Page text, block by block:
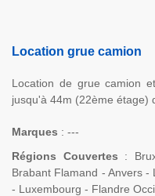
Location grue camion
Location de grue camion
jusqu'à 44m (22ème étage)
Marques : ---
Régions Couvertes :
Brabant Flamand - Anvers
- Luxembourg - Flandre